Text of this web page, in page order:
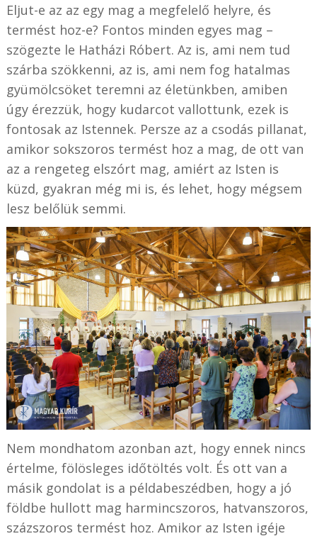
Eljut-e az az egy mag a megfelelő helyre, és
termést hoz-e? Fontos minden egyes mag –
szögezte le Hatházi Róbert. Az is, ami nem tud
szárba szökkenni, az is, ami nem fog hatalmas
gyümölcsöket teremni az életünkben, amiben
úgy érezzük, hogy kudarcot vallottunk, ezek is
fontosak az Istennek. Persze az a csodás pillanat,
amikor sokszoros termést hoz a mag, de ott van
az a rengeteg elszórt mag, amiért az Isten is
küzd, gyakran még mi is, és lehet, hogy mégsem
lesz belőlük semmi.
Nem mondhatom azonban azt, hogy ennek nincs
értelme, fölösleges időtöltés volt. És ott van a
másik gondolat is a példabeszédben, hogy a jó
földbe hullott mag harmincszoros, hatvanszoros,
százszoros termést hoz. Amikor az Isten igéje